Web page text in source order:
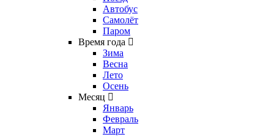
Автобус
Самолёт
Паром
Время года
Зима
Весна
Лето
Осень
Месяц
Январь
Февраль
Март